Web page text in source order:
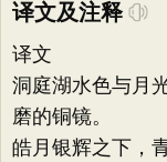
译文及注释
译文
洞庭湖水色与月
磨的铜镜。
皓月银辉之下，